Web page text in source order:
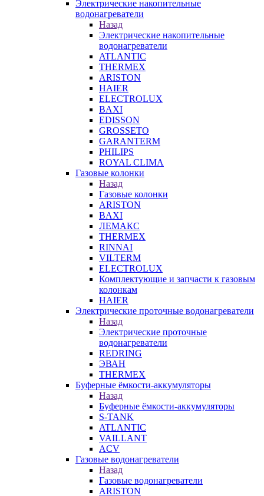
Электрические накопительные
водонагреватели
Назад
Электрические накопительные
водонагреватели
ATLANTIC
THERMEX
ARISTON
HAIER
ELECTROLUX
BAXI
EDISSON
GROSSETO
GARANTERM
PHILIPS
ROYAL CLIMA
Газовые колонки
Назад
Газовые колонки
ARISTON
BAXI
ЛЕМАКС
THERMEX
RINNAI
VILTERM
ELECTROLUX
Комплектующие и запчасти к газовым
колонкам
HAIER
Электрические проточные водонагреватели
Назад
Электрические проточные
водонагреватели
REDRING
ЭВАН
THERMEX
Буферные ёмкости-аккумуляторы
Назад
Буферные ёмкости-аккумуляторы
S-TANK
ATLANTIC
VAILLANT
ACV
Газовые водонагреватели
Назад
Газовые водонагреватели
ARISTON